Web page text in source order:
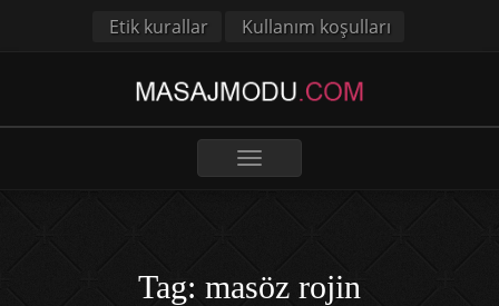
Etik kurallar Kullanım koşulları
Toggle
navigation
Tag: masöz rojin